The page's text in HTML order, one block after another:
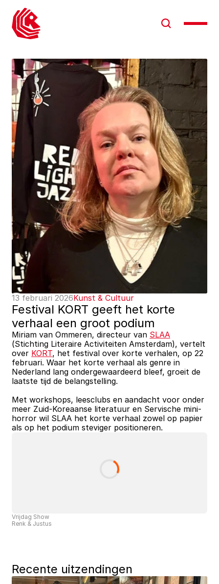
13 februari 2026Kunst & Cultuur
Festival KORT geeft het korte
verhaal een groot podium
Miriam van Ommeren, directeur van SLAA
(Stichting Literaire Activiteiten Amsterdam), vertelt
over KORT, het festival over korte verhalen, op 22
februari. Waar het korte verhaal als genre in
Nederland lang ondergewaardeerd bleef, groeit de
laatste tijd de belangstelling.
Met workshops, leesclubs en aandacht voor onder
meer Zuid-Koreaanse literatuur en Servische mini-
horror wil SLAA het korte verhaal zowel op papier
als op het podium steviger positioneren.
Vrijdag Show
Renk & Justus
Recente uitzendingen